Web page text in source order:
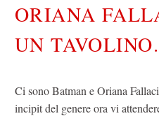
ORIANA
UN
Ci sono Batman e Oriana
incipit del genere ora vi